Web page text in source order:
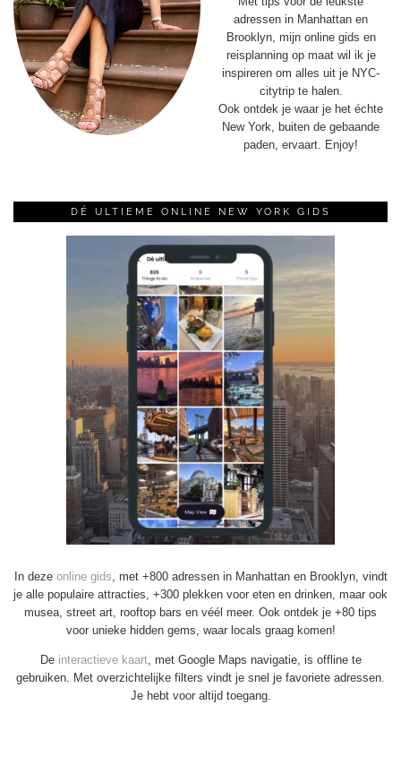
adressen in Manhattan en
Brooklyn, mijn online gids en
reisplanning op maat wil ik je
inspireren om alles uit je NYC-
citytrip te halen.
Ook ontdek je waar je het échte
New York, buiten de gebaande
paden, ervaart. Enjoy!
DÉ ULTIEME ONLINE NEW YORK GIDS
In deze online gids, met +800 adressen in Manhattan en Brooklyn, vindt
je alle populaire attracties, +300 plekken voor eten en drinken, maar ook
musea, street art, rooftop bars en véél meer. Ook ontdek je +80 tips
voor unieke hidden gems, waar locals graag komen!
De interactieve kaart, met Google Maps navigatie, is offline te
gebruiken. Met overzichtelijke filters vindt je snel je favoriete adressen.
Je hebt voor altijd toegang.